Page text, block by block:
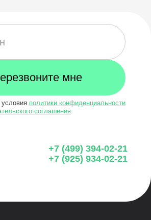
политики конфиденциальности
соглашения
+7 (499) 394-02-21
+7 (925) 934-02-21